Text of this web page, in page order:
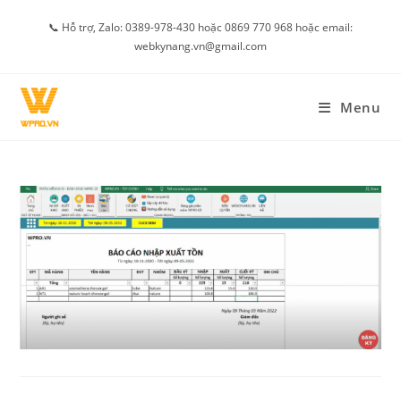
📞 Hỗ trợ, Zalo: 0389-978-430 hoặc 0869 770 968 hoặc email:
webkynang.vn@gmail.com
Menu